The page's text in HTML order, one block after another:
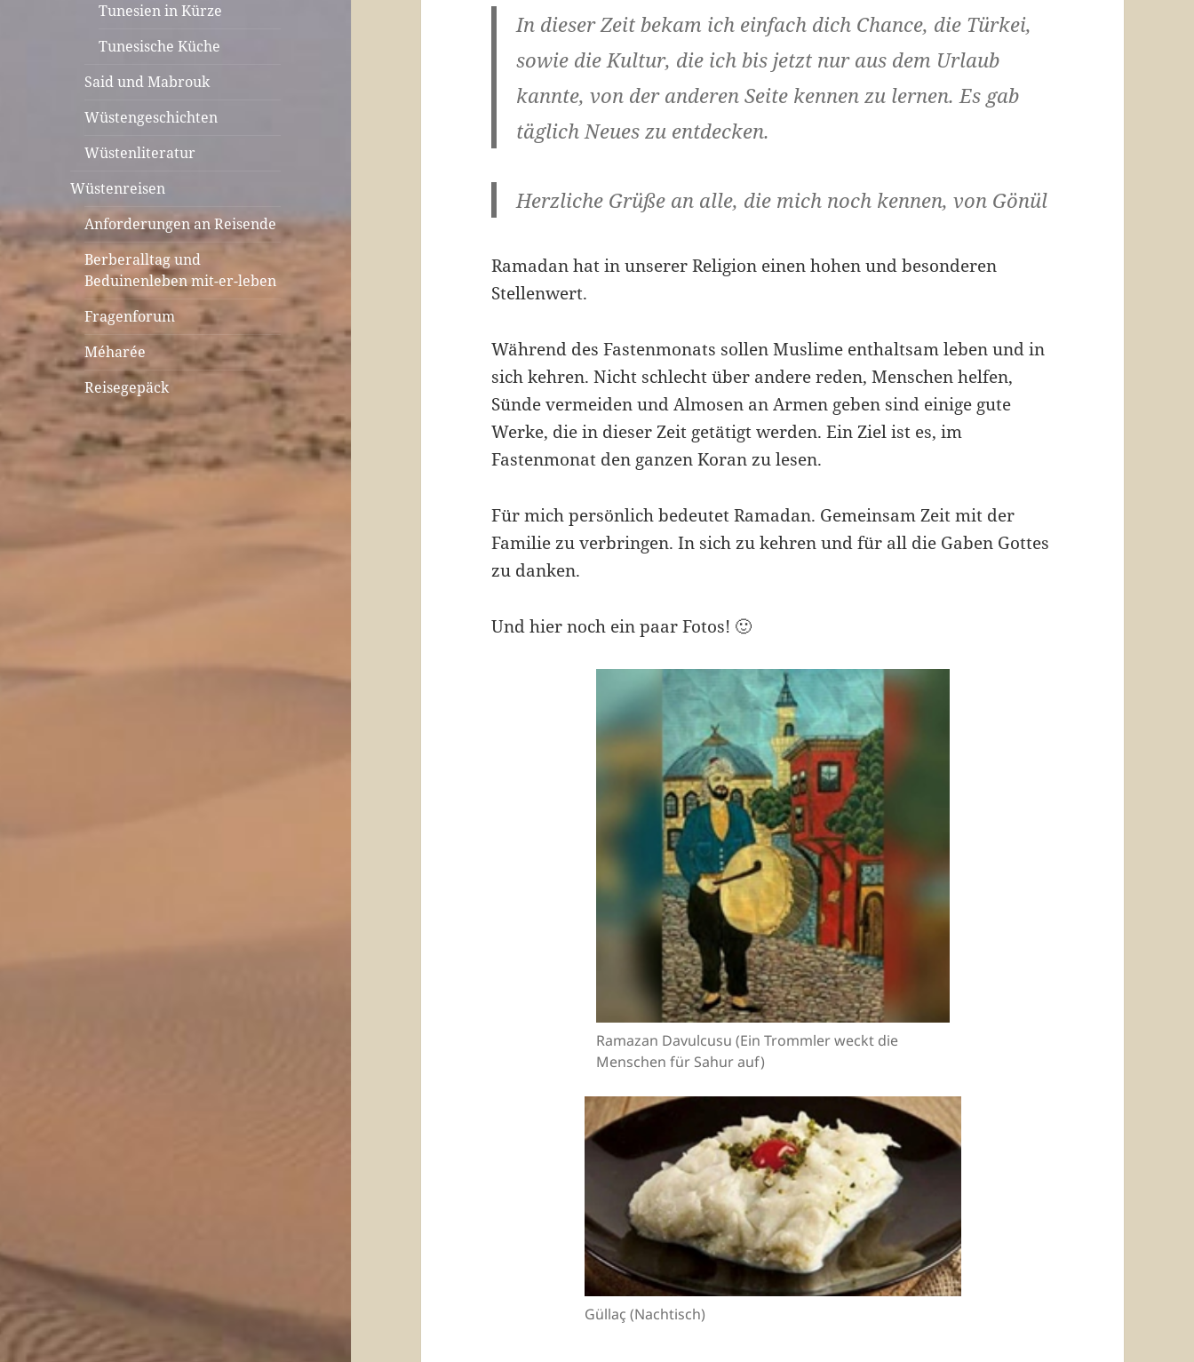
Tunesien in Kürze
Tunesische Küche
Said und Mabrouk
Wüstengeschichten
Wüstenliteratur
Wüstenreisen
Anforderungen an Reisende
Berberalltag und
Beduinenleben mit-er-leben
Fragenforum
Méharée
Reisegepäck
In dieser Zeit bekam ich einfach dich Chance, die Türkei,
sowie die Kultur, die ich bis jetzt nur aus dem Urlaub
kannte, von der anderen Seite kennen zu lernen. Es gab
täglich Neues zu entdecken.
Herzliche Grüße an alle, die mich noch kennen, von Gönül
Ramadan hat in unserer Religion einen hohen und besonderen
Stellenwert.
Während des Fastenmonats sollen Muslime enthaltsam leben und in
sich kehren. Nicht schlecht über andere reden, Menschen helfen,
Sünde vermeiden und Almosen an Armen geben sind einige gute
Werke, die in dieser Zeit getätigt werden. Ein Ziel ist es, im
Fastenmonat den ganzen Koran zu lesen.
Für mich persönlich bedeutet Ramadan. Gemeinsam Zeit mit der
Familie zu verbringen. In sich zu kehren und für all die Gaben Gottes
zu danken.
Und hier noch ein paar Fotos! 🙂
Ramazan Davulcusu (Ein Trommler weckt die
Menschen für Sahur auf)
Güllaç (Nachtisch)